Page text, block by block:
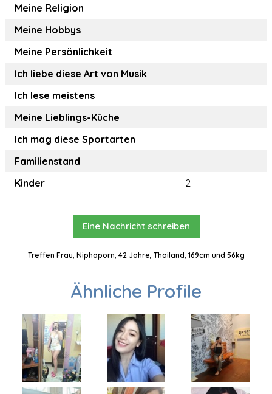
Meine Religion
Meine Hobbys
Meine Persönlichkeit
Ich liebe diese Art von Musik
Ich lese meistens
Meine Lieblings-Küche
Ich mag diese Sportarten
Familienstand
Kinder
2
Eine Nachricht schreiben
Treffen Frau, Niphaporn, 42 Jahre, Thailand, 169cm und 56kg
Ähnliche Profile